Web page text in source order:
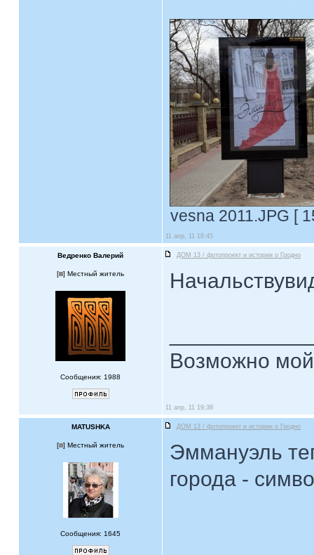
vesna 2011.JPG [
11 апр, 11 18:45
Ведренко Валерий ДОМ 13 / фотопроект и истории о Гродно
[ ] Местный житель
Сообщения: 1988
Возможно
11 апр, 11 19:38
MATUSHKA ДОМ 13 / фотопроект и истории о Гродно
[ ] Местный житель
Сообщения: 1645
Эммануэль
города -